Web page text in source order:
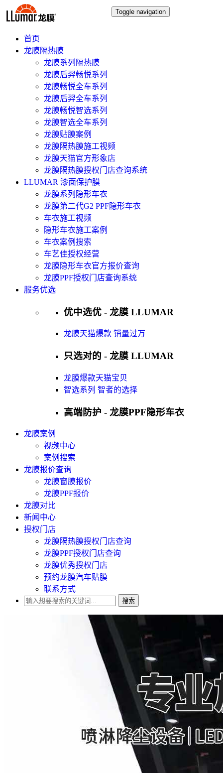
Toggle navigation
首页
龙膜隔热膜
龙膜系列隔热膜
龙膜后羿畅悦系列
龙膜畅悦全车系列
龙膜后羿全车系列
龙膜畅悦智选系列
龙膜智选全车系列
龙膜贴膜案例
龙膜隔热膜施工视频
龙膜天猫官方形象店
龙膜隔热膜授权门店查询系统
LLUMAR 漆面保护膜
龙膜系列隐形车衣
龙膜第二代G2 PPF隐形车衣
车衣施工视频
隐形车衣施工案例
车衣案例搜索
车艺佳授权经营
龙膜隐形车衣官方报价查询
龙膜PPF授权门店查询系统
服务优选
优中选优 - 龙膜 LLUMAR
龙膜天猫爆款 销量过万
只选对的 - 龙膜 LLUMAR
龙膜爆款天猫宝贝
智选系列 智者的选择
高端防护 - 龙膜PPF隐形车衣
龙膜案例
视频中心
案例搜索
龙膜报价查询
龙膜窗膜报价
龙膜PPF报价
龙膜对比
新闻中心
授权门店
龙膜隔热膜授权门店查询
龙膜PPF授权门店查询
龙膜优秀授权门店
预约龙膜汽车贴膜
联系方式
搜索